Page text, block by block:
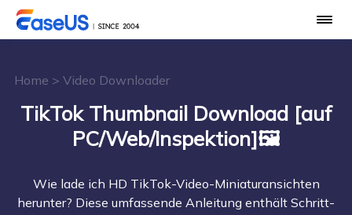
Home > Video Downloader
TikTok Thumbnail Download [auf
PC/Web/Inspektion]🖼️
Wie lade ich HD TikTok-Video-Miniaturansichten
herunter? Diese umfassende Anleitung enthält Schritt-